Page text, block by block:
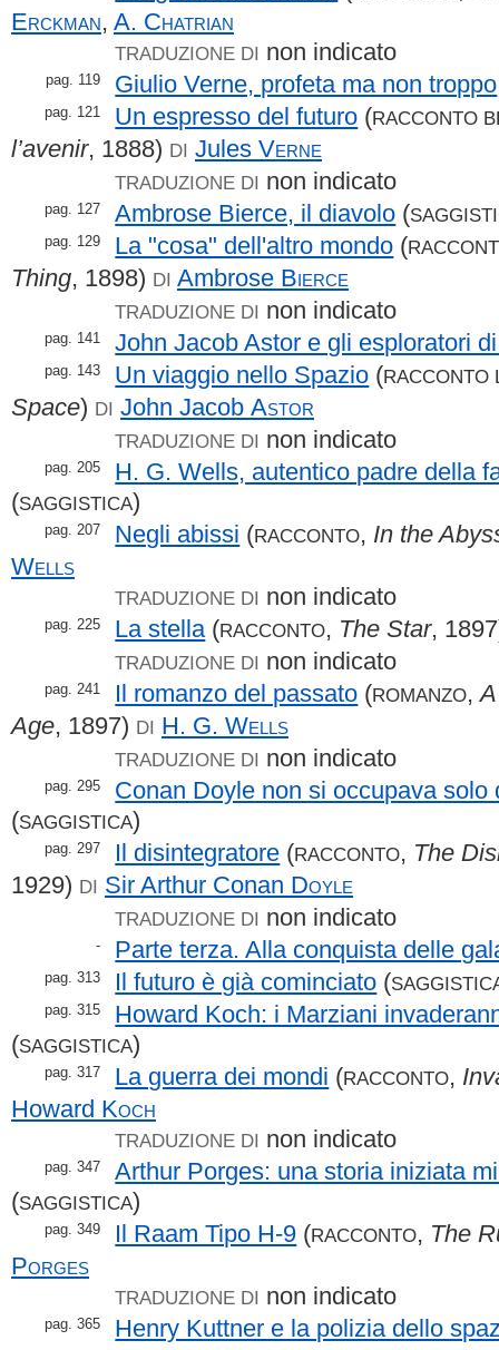
Erckman, A. Chatrian
TRADUZIONE DI non indicato
pag. 119 Giulio Verne, profeta ma non troppo
pag. 121 Un espresso del futuro (RACCONTO
l’avenir, 1888) DI Jules Verne
TRADUZIONE DI non indicato
pag. 127 Ambrose Bierce, il diavolo (
pag. 129 La "cosa" dell'altro mondo (
Thing, 1898) DI Ambrose Bierce
TRADUZIONE DI non indicato
pag. 141 John Jacob Astor e gli esploratori
pag. 143 Un viaggio nello Spazio (RACCONTO
Space) DI John Jacob Astor
TRADUZIONE DI non indicato
pag. 205
H. G. Wells, autentico padre della
(SAGGISTICA)
pag. 207 Negli abissi (RACCONTO, In the
Wells
TRADUZIONE DI non indicato
pag. 225 La stella (RACCONTO, The Star,
TRADUZIONE DI non indicato
pag. 241 Il romanzo del passato (ROMANZO,
Age, 1897) DI H. G. Wells
TRADUZIONE DI non indicato
pag. 295
Conan Doyle non si occupava solo
(SAGGISTICA)
pag. 297 Il disintegratore (RACCONTO, The
1929) DI Sir Arthur Conan Doyle
TRADUZIONE DI non indicato
- Parte terza. Alla conquista delle
pag. 313 Il futuro è già cominciato (
pag. 315
Howard Koch: i Marziani
(SAGGISTICA)
pag. 317 La guerra dei mondi (RACCONTO,
Howard Koch
TRADUZIONE DI non indicato
pag. 347
Arthur Porges: una storia iniziata
(SAGGISTICA)
pag. 349 Il Raam Tipo H-9 (RACCONTO, The
Porges
TRADUZIONE DI non indicato
pag. 365 Henry Kuttner e la polizia dello